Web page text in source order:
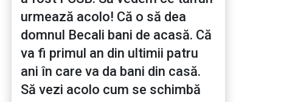
urmează acolo! Că o să dea
domnul Becali bani de acasă. Că
va fi primul an din ultimii patru
ani în care va da bani din casă.
Să vezi acolo cum se schimbă